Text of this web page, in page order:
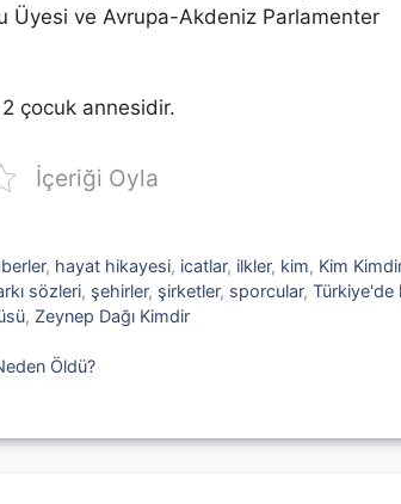
Üyesi ve Avrupa-Akdeniz Parlamenter
çocuk annesidir.
İçeriği Oyla
, hayat hikayesi, icatlar, ilkler, kim, Kim
sözleri, şehirler, şirketler, sporcular, Türkiye'de
, Zeynep Dağı Kimdir
Öldü?